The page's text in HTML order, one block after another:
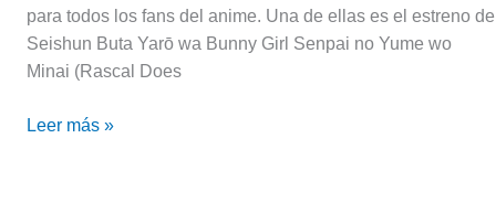
para todos los fans del anime. Una de ellas es el estreno de
Seishun Buta Yarō wa Bunny Girl Senpai no Yume wo
Minai (Rascal Does
Leer más »